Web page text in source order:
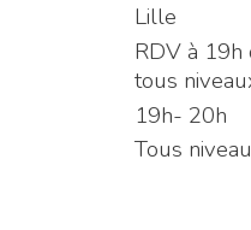
Lille
RDV à 19h
tous
19h- 20h
Tous